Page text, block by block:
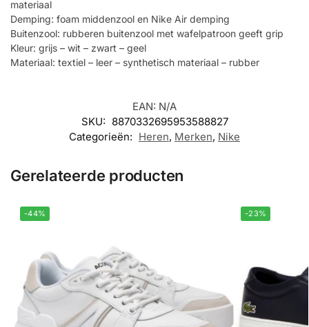
materiaal
Demping: foam middenzool en Nike Air demping
Buitenzool: rubberen buitenzool met wafelpatroon geeft grip
Kleur: grijs – wit – zwart – geel
Materiaal: textiel – leer – synthetisch materiaal – rubber
EAN: N/A
SKU: 8870332695953588827
Categorieën: Heren, Merken, Nike
Gerelateerde producten
-44% -23%